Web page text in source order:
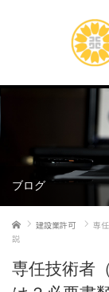
ブログ
ホーム 建設業許可
専
説
専任技術者